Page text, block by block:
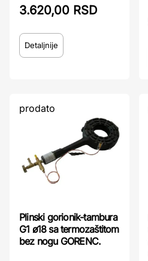
3.620,00 RSD
Detaljnije
prodato
Plinski gorionik-tambura
G1 ø18 sa termozaštitom
bez nogu GORENC.